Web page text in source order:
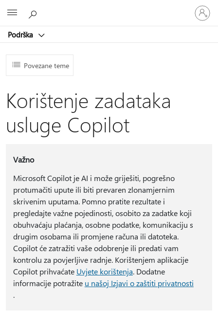
Podrška
Prijavite
se
u
račun
Povezane teme
Korištenje zadataka
usluge Copilot
Važno
Microsoft Copilot je AI i može griješiti, pogrešno
protumačiti upute ili biti prevaren zlonamjernim
skrivenim uputama. Pomno pratite rezultate i
pregledajte važne pojedinosti, osobito za zadatke koji
obuhvaćaju plaćanja, osobne podatke, komunikaciju s
drugim osobama ili promjene računa ili datoteka.
Copilot će zatražiti vaše odobrenje ili predati vam
kontrolu za povjerljive radnje. Korištenjem aplikacije
Copilot prihvaćate Uvjete korištenja. Dodatne
informacije potražite u našoj Izjavi o zaštiti privatnosti
.